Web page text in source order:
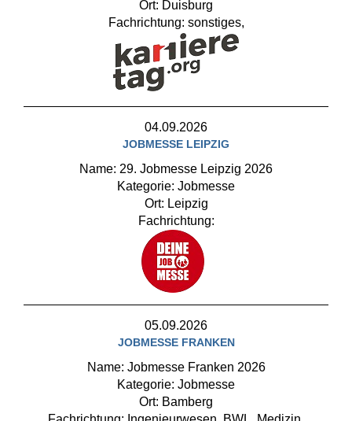
Ort: Duisburg
Fachrichtung: sonstiges,
04.09.2026
JOBMESSE LEIPZIG
Name: 29. Jobmesse Leipzig 2026
Kategorie: Jobmesse
Ort: Leipzig
Fachrichtung:
05.09.2026
JOBMESSE FRANKEN
Name: Jobmesse Franken 2026
Kategorie: Jobmesse
Ort: Bamberg